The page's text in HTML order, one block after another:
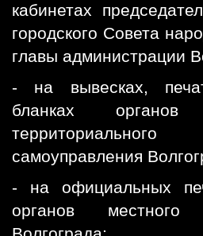
кабинетах
городского Совета
главы администрации
- на вывесках,
бланках
территориального
самоуправления
- на официальных
органов местного